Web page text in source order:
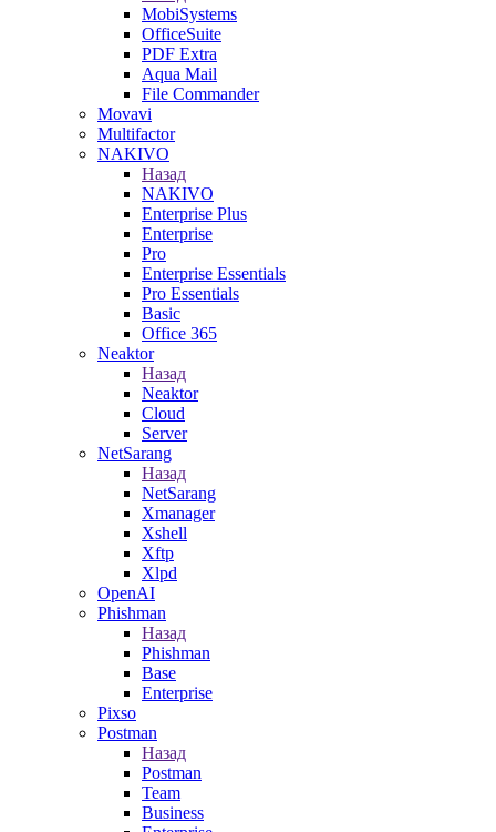
MobiSystems
OfficeSuite
PDF Extra
Aqua Mail
File Commander
Movavi
Multifactor
NAKIVO
Назад
NAKIVO
Enterprise Plus
Enterprise
Pro
Enterprise Essentials
Pro Essentials
Basic
Office 365
Neaktor
Назад
Neaktor
Cloud
Server
NetSarang
Назад
NetSarang
Xmanager
Xshell
Xftp
Xlpd
OpenAI
Phishman
Назад
Phishman
Base
Enterprise
Pixso
Postman
Назад
Postman
Team
Business